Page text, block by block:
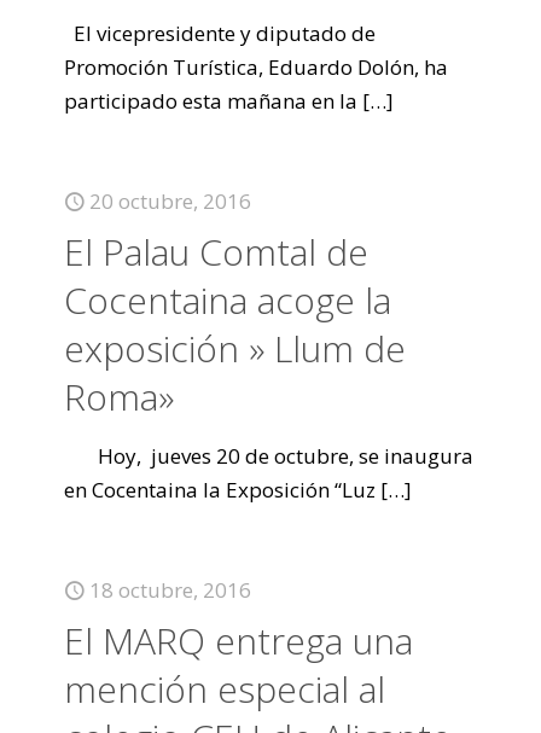
El vicepresidente y diputado de
Promoción Turística, Eduardo Dolón, ha
participado esta mañana en la […]
20 octubre, 2016
El Palau Comtal de
Cocentaina acoge la
exposición » Llum de
Roma»
Hoy, jueves 20 de octubre, se inaugura
en Cocentaina la Exposición “Luz […]
18 octubre, 2016
El MARQ entrega una
mención especial al